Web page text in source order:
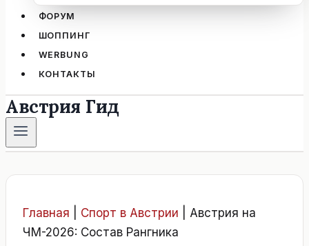
ФОРУМ
ШОППИНГ
WERBUNG
КОНТАКТЫ
Австрия Гид
Главная Спорт в Австрии
Австрия на
ЧМ-2026: Состав Рангника